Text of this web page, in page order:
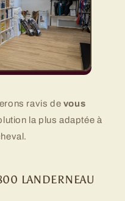
ravis de vous
la plus adaptée à
LANDERNEAU